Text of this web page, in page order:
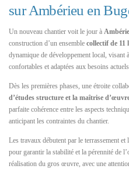
sur Ambérieu en
Un nouveau chantier voit le jour à
construction d’un ensemble collectif de 11
dynamique de développement local, visant
confortables et adaptées aux besoins
Dès les premières phases, une étroite
d’études structure et la maîtrise
parfaite cohérence entre les aspects
anticipant les contraintes du chantier.
Les travaux débutent par le terrassement
pour garantir la stabilité et la pérennité de
réalisation du gros œuvre, avec une